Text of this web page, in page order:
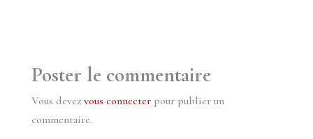
Poster le commentaire
Vous devez vous connecterpour publier un
commentaire.